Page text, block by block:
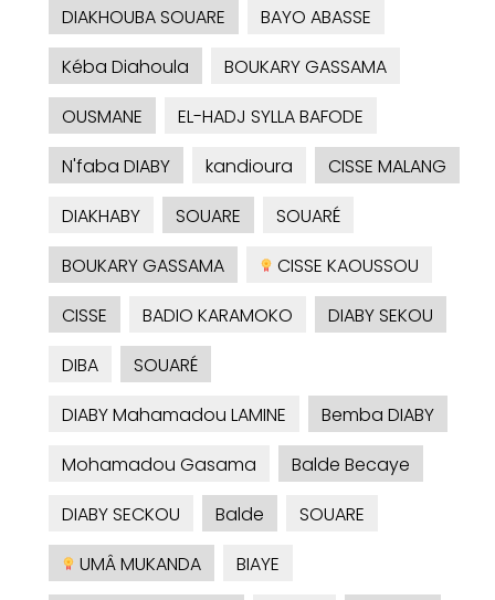
DIAKHOUBA SOUARE
BAYO ABASSE
Kéba Diahoula
BOUKARY GASSAMA
OUSMANE
EL-HADJ SYLLA BAFODE
N'faba DIABY
kandioura
CISSE MALANG
DIAKHABY
SOUARE
SOUARÉ
BOUKARY GASSAMA
CISSE KAOUSSOU
CISSE
BADIO KARAMOKO
DIABY SEKOU
DIBA
SOUARÉ
DIABY Mahamadou LAMINE
Bemba DIABY
Mohamadou Gasama
Balde Becaye
DIABY SECKOU
Balde
SOUARE
UMÂ MUKANDA
BIAYE